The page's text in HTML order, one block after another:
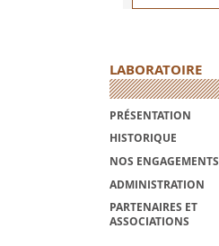
LABORATOIRE
PRÉSENTATION
HISTORIQUE
NOS ENGAGEMENTS
ADMINISTRATION
PARTENAIRES ET
ASSOCIATIONS